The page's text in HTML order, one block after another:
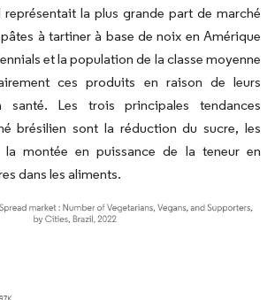
la plus grande part de marché
à tartiner à base de noix en Amérique
et la population de la classe moyenne
ces produits en raison de leurs
Les trois principales tendances
brésilien sont la réduction du sucre, les
la montée en puissance de la teneur en
dans les aliments.